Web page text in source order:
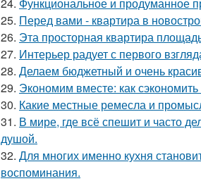
25. Перед вами - квартира в
26. Эта просторная квартира
27. Интерьер радует с первого
28. Делаем бюджетный и очень
29. Экономим вместе: как
30. Какие местные ремесла и
31. В мире, где всё спешит и часто
душой.
32. Для многих именно кухня
воспоминания.